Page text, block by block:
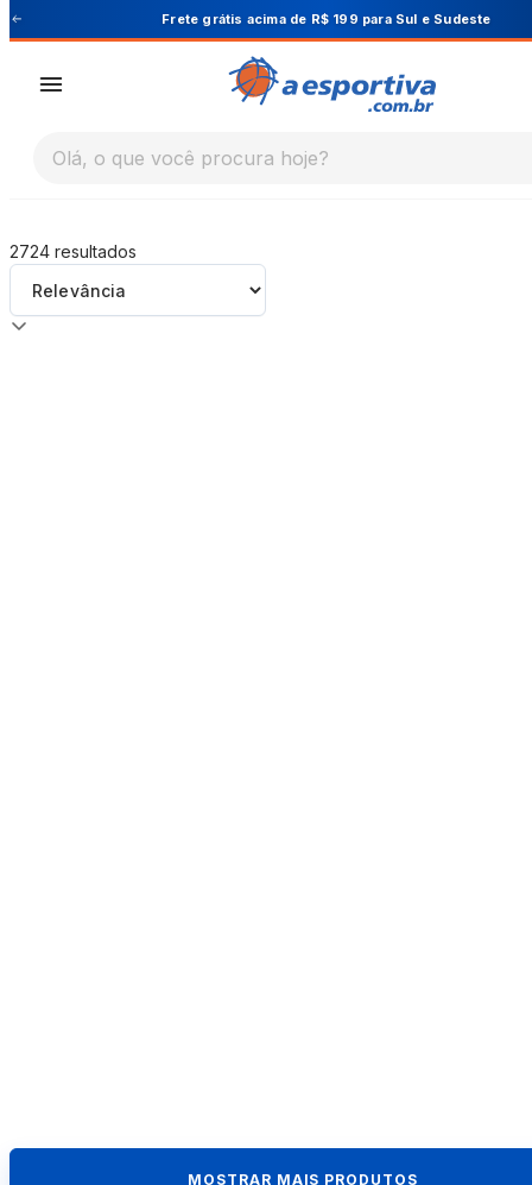
A Esportiva Cupom PRIMEIRA10 para 10% OFF na
Olá, o que você procura hoje?
2724 resultados
MOSTRAR MAIS PRODUTOS